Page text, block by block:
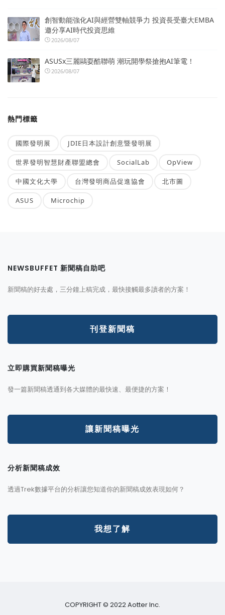
創智動能強化AI與經營雙軸競爭力 投資長受臺大EMBA
邀分享AI時代投資思維
2026/08/07
ASUSx三麗鷗耍酷聯萌 潮玩開學祭搶抱AI筆電！
2026/08/07
熱門標籤
國際發明展 JDIE日本設計創意暨發明展
世界發明智慧財產聯盟總會 SocialLab OpView
中國文化大學 台灣發明商品促進協會 北市圖
ASUS Microchip
NEWSBUFFET 新聞稿自助吧
新聞稿的好去處，三分鐘上稿完成，最快接觸最多讀者的方案！
刊登新聞稿
立即購買新聞稿曝光
發一篇新聞稿透通到各大媒體的最快速、最便捷的方案！
讓新聞稿曝光
分析新聞稿成效
透過Trek數據平台的分析讓您知道你的新聞稿成效表現如何？
我想了解
COPYRIGHT © 2022 Aotter Inc.